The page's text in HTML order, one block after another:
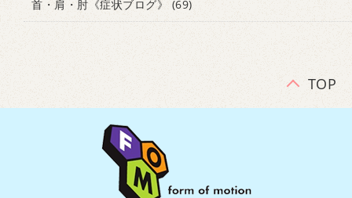
首・肩・肘《症状ブログ》 (69)
TOP